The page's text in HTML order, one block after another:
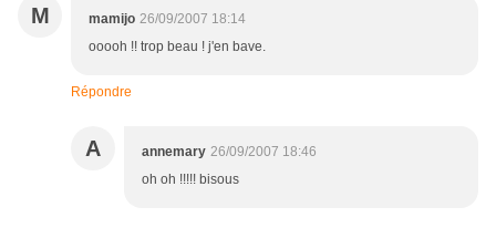
M mamijo 26/09/2007 18:14
ooooh !! trop beau ! j'en bave.
Répondre
A annemary 26/09/2007 18:46
oh oh !!!!! bisous